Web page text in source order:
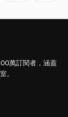
萬訂閱者，涵蓋
。